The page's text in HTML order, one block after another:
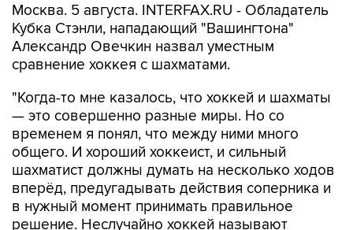
Москва. 5 августа. INTERFAX.RU - Обладатель
Кубка Стэнли, нападающий "Вашингтона"
Александр Овечкин назвал уместным
сравнение хоккея с шахматами.
"Когда-то мне казалось, что хоккей и шахматы
— это совершенно разные миры. Но со
временем я понял, что между ними много
общего. И хороший хоккеист, и сильный
шахматист должны думать на несколько ходов
вперёд, предугадывать действия соперника и
в нужный момент принимать правильное
решение. Неслучайно хоккей называют